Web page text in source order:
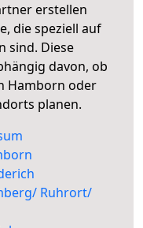
erstellen
die speziell auf
sind. Diese
davon, ob
Hamborn oder
planen.
Ruhrort/